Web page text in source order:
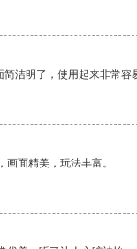
洁明了，使用起来非常容
画面精美，玩法丰富。